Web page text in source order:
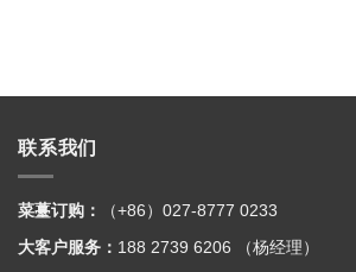
联系我们
菜薹订购： （+86）027-8777 0233
大客户服务： 188 2739 6206 （杨经理）